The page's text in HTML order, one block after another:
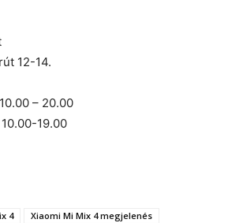
12-14.
– 20.00
19.00
4
Xiaomi Mi Mix 4 megjelenés